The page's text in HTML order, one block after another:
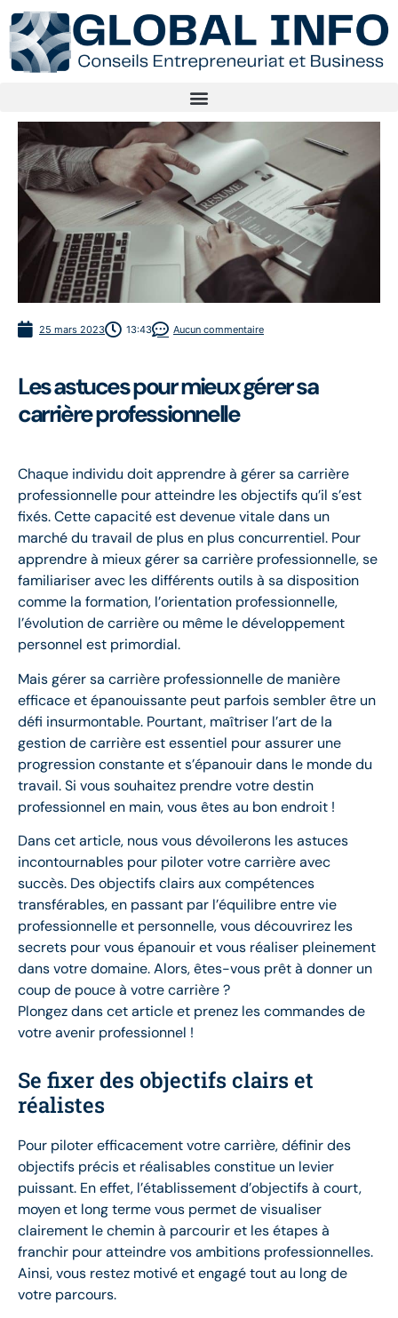
25 mars 2023 13:43 Aucun commentaire
Les astuces pour mieux gérer sa
carrière professionnelle
Chaque individu doit apprendre à gérer sa carrière
professionnelle pour atteindre les objectifs qu’il s’est
fixés. Cette capacité est devenue vitale dans un
marché du travail de plus en plus concurrentiel. Pour
apprendre à mieux gérer sa carrière professionnelle, se
familiariser avec les différents outils à sa disposition
comme la formation, l’orientation professionnelle,
l’évolution de carrière ou même le développement
personnel est primordial.
Mais gérer sa carrière professionnelle de manière
efficace et épanouissante peut parfois sembler être un
défi insurmontable. Pourtant, maîtriser l’art de la
gestion de carrière est essentiel pour assurer une
progression constante et s’épanouir dans le monde du
travail. Si vous souhaitez prendre votre destin
professionnel en main, vous êtes au bon endroit !
Dans cet article, nous vous dévoilerons les astuces
incontournables pour piloter votre carrière avec
succès. Des objectifs clairs aux compétences
transférables, en passant par l’équilibre entre vie
professionnelle et personnelle, vous découvrirez les
secrets pour vous épanouir et vous réaliser pleinement
dans votre domaine. Alors, êtes-vous prêt à donner un
coup de pouce à votre carrière ?
Plongez dans cet article et prenez les commandes de
votre avenir professionnel !
Se fixer des objectifs clairs et
réalistes
Pour piloter efficacement votre carrière, définir des
objectifs précis et réalisables constitue un levier
puissant. En effet, l’établissement d’objectifs à court,
moyen et long terme vous permet de visualiser
clairement le chemin à parcourir et les étapes à
franchir pour atteindre vos ambitions professionnelles.
Ainsi, vous restez motivé et engagé tout au long de
votre parcours.